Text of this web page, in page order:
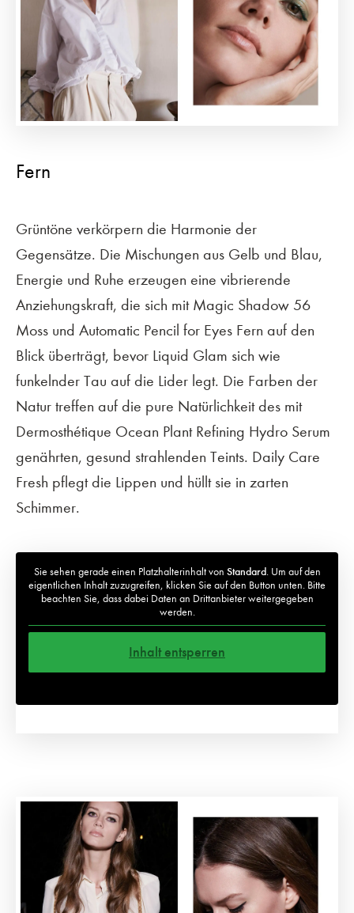
Fern
Grüntöne verkörpern die Harmonie der
Gegensätze. Die Mischungen aus Gelb und Blau,
Energie und Ruhe erzeugen eine vibrierende
Anziehungskraft, die sich mit Magic Shadow 56
Moss und Automatic Pencil for Eyes Fern auf den
Blick überträgt, bevor Liquid Glam sich wie
funkelnder Tau auf die Lider legt. Die Farben der
Natur treffen auf die pure Natürlichkeit des mit
Dermosthétique Ocean Plant Refining Hydro Serum
genährten, gesund strahlenden Teints. Daily Care
Fresh pflegt die Lippen und hüllt sie in zarten
Schimmer.
Sie sehen gerade einen Platzhalterinhalt von Standard. Um auf den
eigentlichen Inhalt zuzugreifen, klicken Sie auf den Button unten. Bitte
beachten Sie, dass dabei Daten an Drittanbieter weitergegeben
werden.
Inhalt entsperren